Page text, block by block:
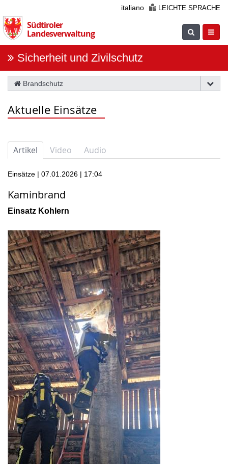
Sie
die
Navigation
italiano LEICHTE SPRACHE
Südtiroler
Landesverwaltung
Suche
Sicherheit und Zivilschutz
Brandschutz
Aktuelle Einsätze
Artikel Video Audio
Einsätze | 07.01.2026 | 17:04
Kaminbrand
Einsatz Kohlern